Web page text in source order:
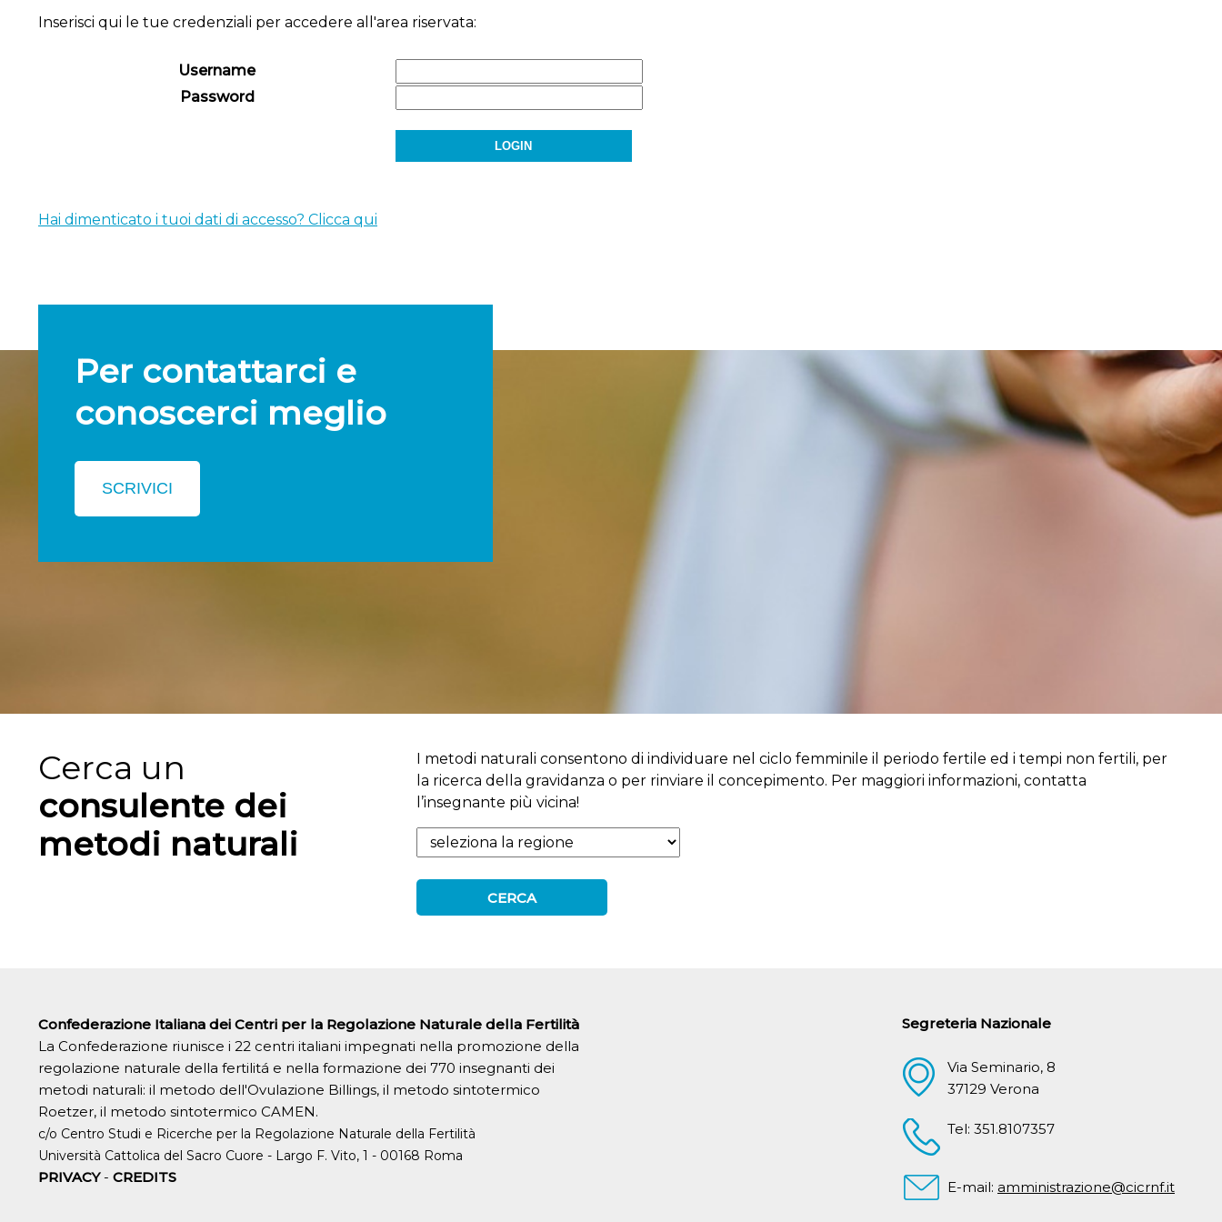
Inserisci qui le tue credenziali per accedere all'area riservata:
Username
Password
Hai dimenticato i tuoi dati di accesso? Clicca qui
Per contattarci e
conoscerci meglio
SCRIVICI
Cerca un
consulente dei
metodi naturali
I metodi naturali consentono di individuare nel ciclo femminile il periodo fertile ed i tempi non fertili, per
la ricerca della gravidanza o per rinviare il concepimento. Per maggiori informazioni, contatta
l’insegnante più vicina!
Confederazione Italiana dei Centri per la Regolazione Naturale della Fertilità
La Confederazione riunisce i 22 centri italiani impegnati nella promozione della
regolazione naturale della fertilitá e nella formazione dei 770 insegnanti dei
metodi naturali: il metodo dell'Ovulazione Billings, il metodo sintotermico
Roetzer, il metodo sintotermico CAMEN.
c/o Centro Studi e Ricerche per la Regolazione Naturale della Fertilità
Università Cattolica del Sacro Cuore - Largo F. Vito, 1 - 00168 Roma
PRIVACY- CREDITS
Segreteria Nazionale
Via Seminario, 8
37129 Verona
Tel: 351.8107357
E-mail: amministrazione@cicrnf.it